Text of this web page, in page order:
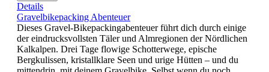
Details
Gravelbikepacking Abenteuer
Dieses Gravel-Bikepackingabenteuer führt dich durch einige
der eindrucksvollsten Täler und Almregionen der Nördlichen
Kalkalpen. Drei Tage flowige Schotterwege, epische
Bergkulissen, kristallklare Seen und urige Hütten – und du